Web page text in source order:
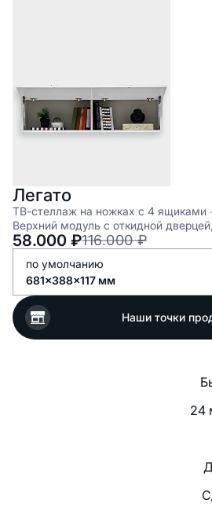
Легато
ТВ-стеллаж на ножках с 4 ящиками
Верхний модуль с откидной
116.000 ₽
58.000 ₽
по умолчанию
681x388x117 мм
Наши точки
24